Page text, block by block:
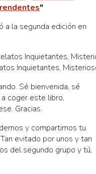
"
a la segunda edición en
Inquietantes,
Sé bienvenida, sé
coger este libro,
Gracias.
y compartimos tu
evitado por unos y tan
del segundo grupo y tú,